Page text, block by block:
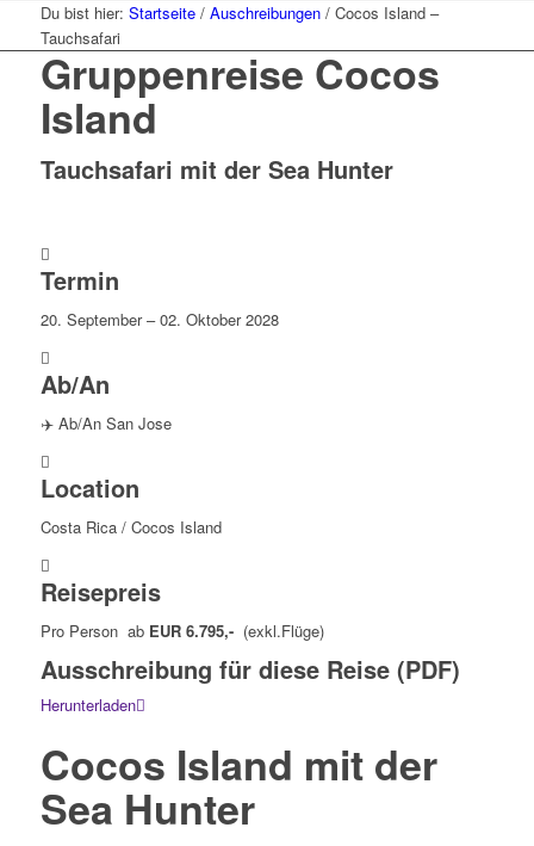
Du bist hier: Startseite / Auschreibungen / Cocos Island –
Tauchsafari
Gruppenreise Cocos
Island
Tauchsafari mit der Sea Hunter
Termin
20. September – 02. Oktober 2028
Ab/An
✈️ Ab/An San Jose
Location
Costa Rica / Cocos Island
Reisepreis
Pro Person ab EUR 6.795,- (exkl.Flüge)
Ausschreibung für diese Reise (PDF)
Herunterladen
Cocos Island mit der
Sea Hunter